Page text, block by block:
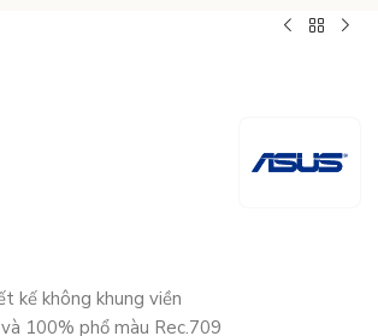
kế không khung viền
100% phổ màu Rec.709